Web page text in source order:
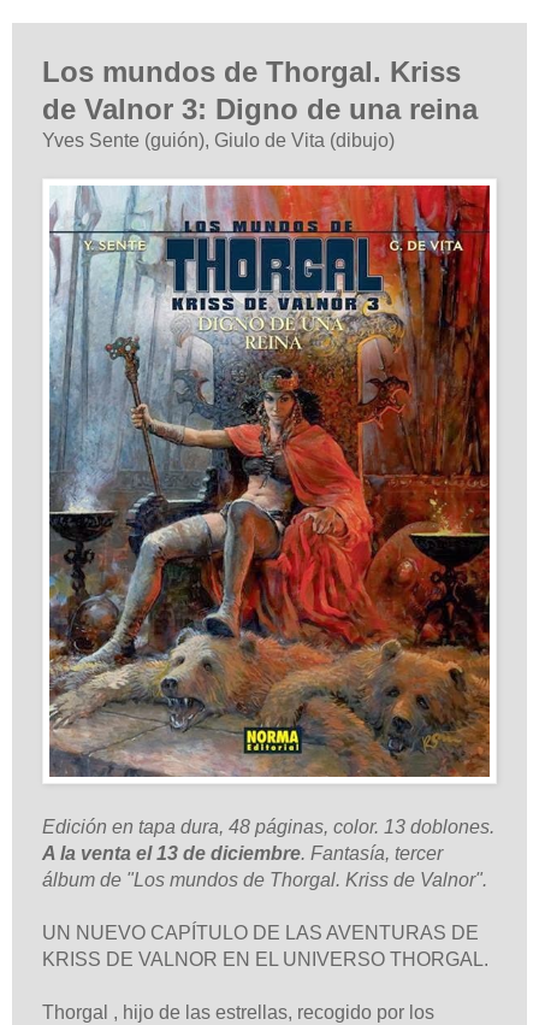
Los mundos de Thorgal. Kriss
de Valnor 3: Digno de una reina
Yves Sente (guión), Giulo de Vita (dibujo)
Edición en tapa dura, 48 páginas, color. 13 doblones.
A la venta el 13 de diciembre. Fantasía, tercer
álbum de "Los mundos de Thorgal. Kriss de Valnor".
UN NUEVO CAPÍTULO DE LAS AVENTURAS DE
KRISS DE VALNOR EN EL UNIVERSO THORGAL.
Thorgal , hijo de las estrellas, recogido por los